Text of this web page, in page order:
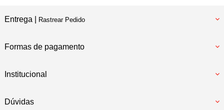
Entrega | Rastrear Pedido
Formas de pagamento
Institucional
Dúvidas